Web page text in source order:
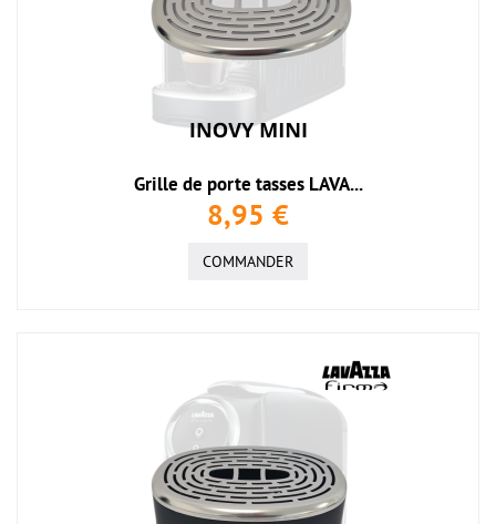
Grille de porte tasses LAVA...
8,95 €
COMMANDER